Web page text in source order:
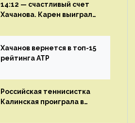
14:12 — счастливый счет
Хачанова. Карен выиграл
Хачанов вернется в топ-15
рейтинга ATP
Российская теннисистка
Калинская проиграла в